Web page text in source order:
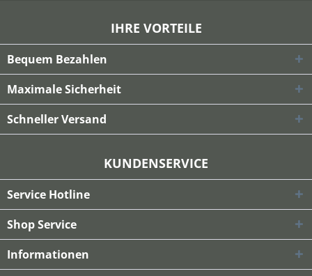
IHRE VORTEILE
Bequem Bezahlen
Maximale Sicherheit
Schneller Versand
KUNDENSERVICE
Service Hotline
Shop Service
Informationen